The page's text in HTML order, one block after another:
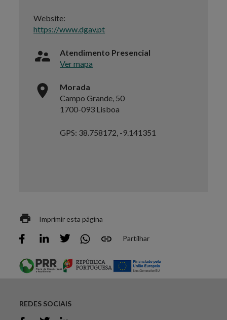
Website:
https://www.dgav.pt
Atendimento Presencial
Ver mapa
Morada
Campo Grande, 50
1700-093 Lisboa
GPS: 38.758172, -9.141351
Imprimir esta página
Partilhar
REDES SOCIAIS